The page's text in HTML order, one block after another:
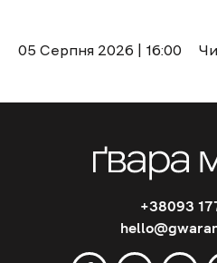
05 Cерпня 2026 | 16:00
+38093